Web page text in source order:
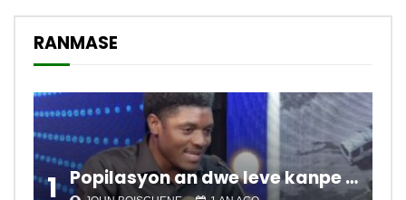
RANMASE
1 Popilasyon an dwe leve kanpe pou chanje sitiyasyon kawotik l’ap viv nan peyi a.